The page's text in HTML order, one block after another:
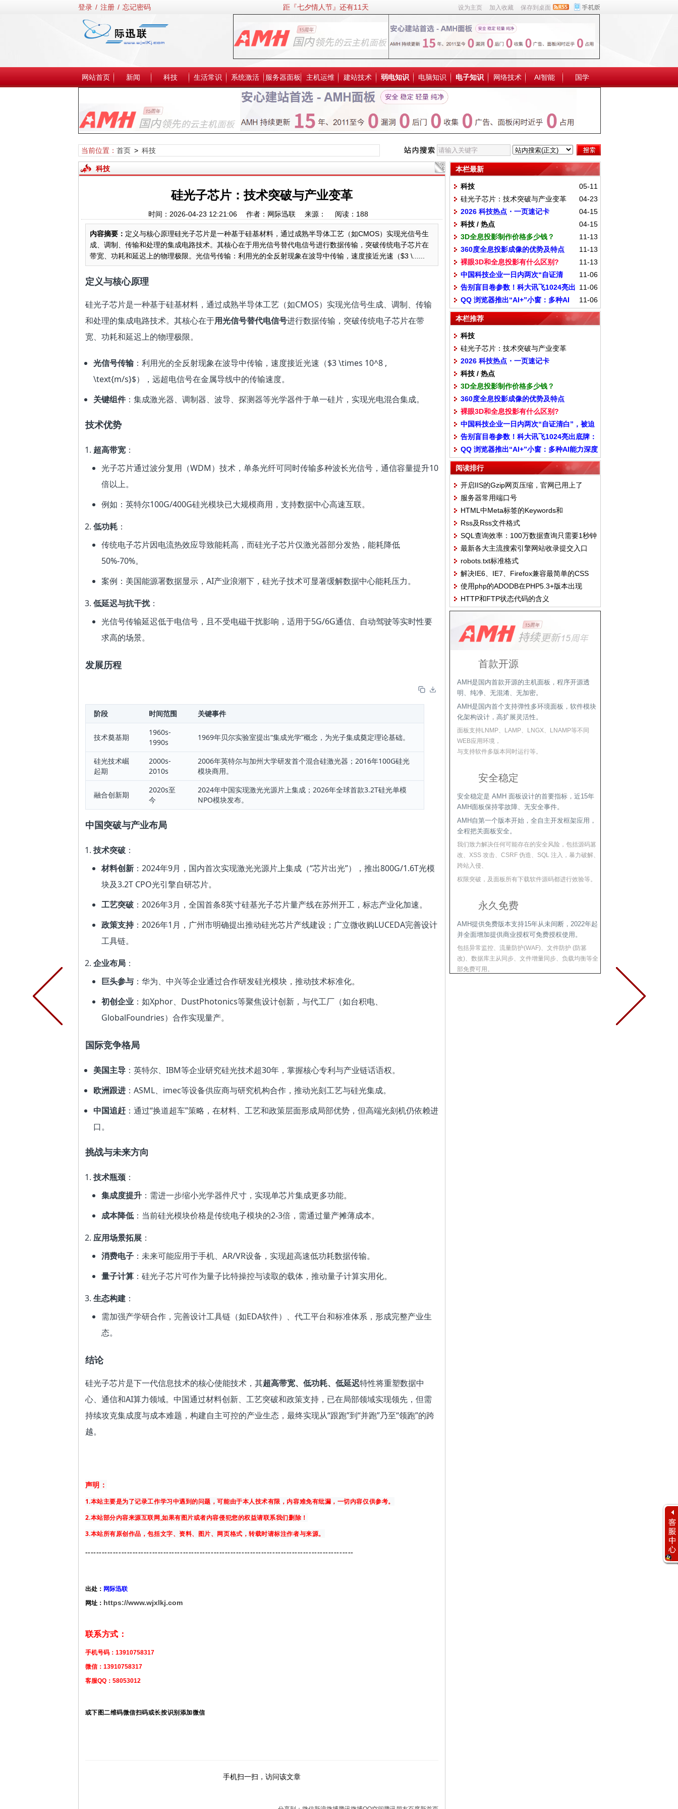
登录 / 注册 / 忘记密码 设为主页 加入收藏 保存到桌面
距『七夕情人节』还有11天
网站首页 新闻 科技 生活常识 系统激活 服务器面板 主机运维 建站技术 弱电知识 电脑知识 电子知识 网络技术 AI智能 国学
当前位置： 首页> 科技
科技
硅光子芯片：技术突破与产业变革
时间：2026-04-23 12:21:06 作者：网际迅联 来源： 阅读： 188
内容摘要： 定义与核心原理硅光子芯片是一种基于硅基材料，通过成熟半导体工艺（如CMOS）实现光信号生
成、调制、传输和处理的集成电路技术。其核心在于用光信号替代电信号进行数据传输，突破传统电子芯片在
带宽、功耗和延迟上的物理极限。光信号传输：利用光的全反射现象在波导中传输，速度接近光速（$3 \......
定义与核心原理
硅光子芯片是一种基于硅基材料，通过成熟半导体工艺（如CMOS）实现光信号生成、调制、传输
和处理的集成电路技术。其核心在于用光信号替代电信号进行数据传输，突破传统电子芯片在带
宽、功耗和延迟上的物理极限。
光信号传输：利用光的全反射现象在波导中传输，速度接近光速（$3 \times 10^8 ,
\text{m/s}$），远超电信号在金属导线中的传输速度。
关键组件：集成激光器、调制器、波导、探测器等光学器件于单一硅片，实现光电混合集成。
技术优势
超高带宽：
光子芯片通过波分复用（WDM）技术，单条光纤可同时传输多种波长光信号，通信容量提升10
倍以上。
例如：英特尔100G/400G硅光模块已大规模商用，支持数据中心高速互联。
低功耗：
传统电子芯片因电流热效应导致能耗高，而硅光子芯片仅激光器部分发热，能耗降低
50%-70%。
案例：美国能源署数据显示，AI产业浪潮下，硅光子技术可显著缓解数据中心能耗压力。
低延迟与抗干扰：
光信号传输延迟低于电信号，且不受电磁干扰影响，适用于5G/6G通信、自动驾驶等实时性要
求高的场景。
发展历程
阶段 时间范围 关键事件
技术奠基期
1960s-
1990s
1969年贝尔实验室提出“集成光学”概念，为光子集成奠定理论基础。
硅光技术崛
起期
2000s-
2010s
2006年英特尔与加州大学研发首个混合硅激光器；2016年100G硅光
模块商用。
融合创新期
2020s至
今
2024年中国实现激光光源片上集成；2026年全球首款3.2T硅光单模
NPO模块发布。
中国突破与产业布局
技术突破：
材料创新：2024年9月，国内首次实现激光光源片上集成（“芯片出光”），推出800G/1.6T光模
块及3.2T CPO光引擎自研芯片。
工艺突破：2026年3月，全国首条8英寸硅基光子芯片量产线在苏州开工，标志产业化加速。
政策支持：2026年1月，广州市明确提出推动硅光芯片产线建设；广立微收购LUCEDA完善设计
工具链。
企业布局：
巨头参与：华为、中兴等企业通过合作研发硅光模块，推动技术标准化。
初创企业：如Xphor、DustPhotonics等聚焦设计创新，与代工厂（如台积电、
GlobalFoundries）合作实现量产。
国际竞争格局
美国主导：英特尔、IBM等企业研究硅光技术超30年，掌握核心专利与产业链话语权。
欧洲跟进：ASML、imec等设备供应商与研究机构合作，推动光刻工艺与硅光集成。
中国追赶：通过“换道超车”策略，在材料、工艺和政策层面形成局部优势，但高端光刻机仍依赖进
口。
挑战与未来方向
技术瓶颈：
集成度提升：需进一步缩小光学器件尺寸，实现单芯片集成更多功能。
成本降低：当前硅光模块价格是传统电子模块的2-3倍，需通过量产摊薄成本。
应用场景拓展：
消费电子：未来可能应用于手机、AR/VR设备，实现超高速低功耗数据传输。
量子计算：硅光子芯片可作为量子比特操控与读取的载体，推动量子计算实用化。
生态构建：
需加强产学研合作，完善设计工具链（如EDA软件）、代工平台和标准体系，形成完整产业生
态。
结论
硅光子芯片是下一代信息技术的核心使能技术，其超高带宽、低功耗、低延迟特性将重塑数据中
心、通信和AI算力领域。中国通过材料创新、工艺突破和政策支持，已在局部领域实现领先，但需
持续攻克集成度与成本难题，构建自主可控的产业生态，最终实现从“跟跑”到“并跑”乃至“领跑”的跨
越。
声明：
1.本站主要是为了记录工作学习中遇到的问题，可能由于本人技术有限，内容难免有纰漏，一切内容仅供参考。
2.本站部分内容来源互联网,如果有图片或者内容侵犯您的权益请联系我们删除！
3.本站所有原创作品，包括文字、资料、图片、网页格式，转载时请标注作者与来源。
------------------------------------------------------------------------------------------------
出处： 网际迅联
网址： https://www.wjxlkj.com
联系方式：
手机号码：13910758317
微信：13910758317
客服QQ：58053012
或下图二维码微信扫码或长按识别添加微信
手机扫一扫，访问该文章
本栏最新
05-11
科技
04-23
硅光子芯片：技术突破与产业变革
04-15
2026 科技热点・一页速记卡
04-15
科技 / 热点
11-13
3D全息投影制作价格多少钱？
11-13
360度全息投影成像的优势及特点
11-13
裸眼3D和全息投影有什么区别?
11-06
中国科技企业一日内两次“自证清
白”，被迫剪开了机器人的腿
11-06
告别盲目卷参数！科大讯飞1024亮出
底牌：all in“更懂你”
11-06
QQ 浏览器推出“AI+”小窗：多种AI
能力深度融入浏览场景
本栏推荐
科技
硅光子芯片：技术突破与产业变革
2026 科技热点・一页速记卡
科技 / 热点
3D全息投影制作价格多少钱？
360度全息投影成像的优势及特点
裸眼3D和全息投影有什么区别?
中国科技企业一日内两次“自证清白”，被迫
剪开了机器人的腿
告别盲目卷参数！科大讯飞1024亮出底牌：
all in“更懂你”
QQ 浏览器推出“AI+”小窗：多种AI能力深度
融入浏览场景
阅读排行
开启IIS的Gzip网页压缩，官网已用上了
服务器常用端口号
HTML中Meta标签的Keywords和
Description独特见解
Rss及Rss文件格式
SQL查询效率：100万数据查询只需要1秒钟
最新各大主流搜索引擎网站收录提交入口
（2011.10.14）
robots.txt标准格式
解决IE6、IE7、Firefox兼容最简单的CSS
Hack
使用php的ADODB在PHP5.3+版本出现
Class 'VARIANT' not found错误的解决方案
HTTP和FTP状态代码的含义
首款开源
AMH是国内首款开源的主机面板，程序开源透
明、纯净、无混淆、无加密。
AMH是国内首个支持弹性多环境面板，软件模块
化架构设计，高扩展灵活性。
面板支持LNMP、LAMP、LNGX、LNAMP等不同
WEB应用环境，
与支持软件多版本同时运行等。
安全稳定
安全稳定是 AMH 面板设计的首要指标，近15年
AMH面板保持零故障、无安全事件。
AMH自第一个版本开始，全自主开发框架应用，
全程把关面板安全。
我们致力解决任何可能存在的安全风险，包括源码篡
改、XSS 攻击、CSRF 伪造、SQL 注入，暴力破解、
跨站入侵、
权限突破，及面板所有下载软件源码都进行效验等。
永久免费
AMH提供免费版本支持15年从未间断，2022年起
并全面增加提供商业授权可免费授权使用。
包括异常监控、流量防护(WAF)、文件防护 (防篡
改)、数据库主从同步、文件增量同步、负载均衡等全
部免费可用。